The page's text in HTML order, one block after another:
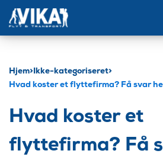
Hjem>Ikke-kategoriseret>
Hvad koster et flyttefirma? Få svar
Hvad koster et
flyttefirma? Få